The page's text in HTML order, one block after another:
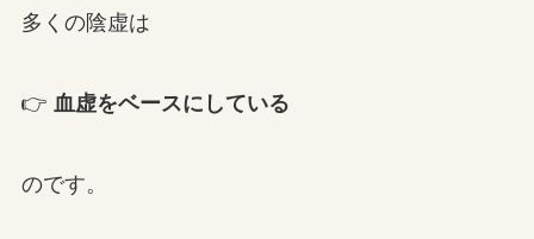
多くの陰虚は
👉 血虚をベースにしている
のです。